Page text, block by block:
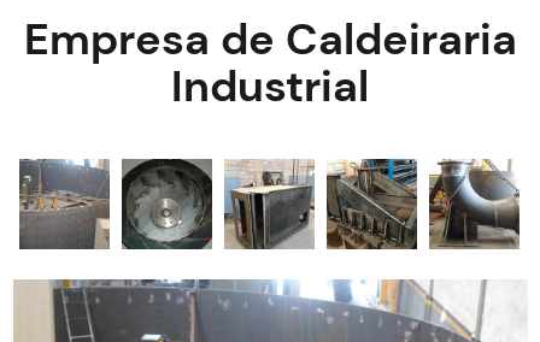
Empresa de Caldeiraria
Industrial